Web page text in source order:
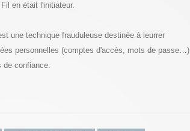
en était l'initiateur.
une technique frauduleuse destinée à leurrer
personnelles (comptes d'accès, mots de passe…)
de confiance.